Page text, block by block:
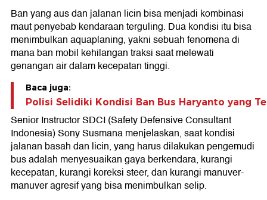
Ban yang aus dan jalanan licin bisa menjadi kombinasi
maut penyebab kendaraan terguling. Dua kondisi itu bisa
menimbulkan aquaplaning, yakni sebuah fenomena di
mana ban mobil kehilangan traksi saat melewati
genangan air dalam kecepatan tinggi.
Baca juga:
Polisi Selidiki Kondisi Ban Bus Haryanto yang
Senior Instructor SDCI (Safety Defensive Consultant
Indonesia) Sony Susmana menjelaskan, saat kondisi
jalanan basah dan licin, yang harus dilakukan pengemudi
bus adalah menyesuaikan gaya berkendara, kurangi
kecepatan, kurangi koreksi steer, dan kurangi manuver-
manuver agresif yang bisa menimbulkan selip.